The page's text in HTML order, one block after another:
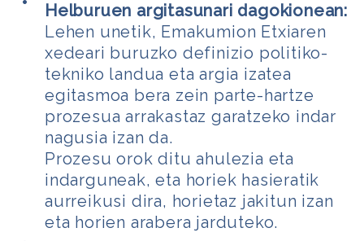
Helburuen argitasunari dagokionean:
Lehen unetik, Emakumion Etxiaren
xedeari buruzko definizio politiko-
tekniko landua eta argia izatea
egitasmoa bera zein parte-hartze
prozesua arrakastaz garatzeko indar
nagusia izan da.
Prozesu orok ditu ahulezia eta
indarguneak, eta horiek hasieratik
aurreikusi dira, horietaz jakitun izan
eta horien arabera jarduteko.